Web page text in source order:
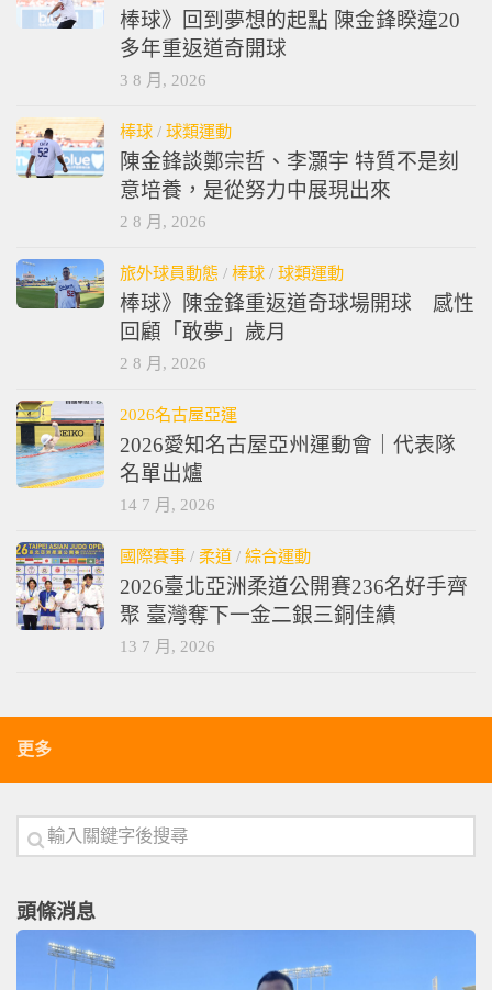
棒球》回到夢想的起點 陳金鋒睽違20
多年重返道奇開球
3 8 月, 2026
棒球 / 球類運動
陳金鋒談鄭宗哲、李灝宇 特質不是刻
意培養，是從努力中展現出來
2 8 月, 2026
旅外球員動態 / 棒球 / 球類運動
棒球》陳金鋒重返道奇球場開球 感性
回顧「敢夢」歲月
2 8 月, 2026
2026名古屋亞運
2026愛知名古屋亞州運動會｜代表隊
名單出爐
14 7 月, 2026
國際賽事 / 柔道 / 綜合運動
2026臺北亞洲柔道公開賽236名好手齊
聚 臺灣奪下一金二銀三銅佳績
13 7 月, 2026
更多
頭條消息